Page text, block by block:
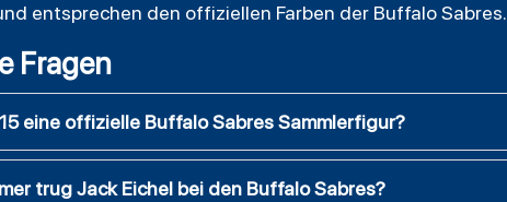
entsprechen den offiziellen Farben der Buffalo Sabres.
Fragen
eine offizielle Buffalo Sabres Sammlerfigur?
trug Jack Eichel bei den Buffalo Sabres?